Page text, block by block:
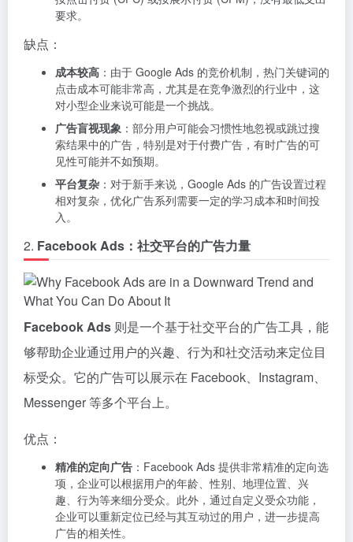
要求。
缺点：
成本较高 ：由于 Google Ads 的竞价机制，热门关键词的
点击成本可能非常高，尤其是在竞争激烈的行业中，这
对小型企业来说可能是一个挑战。
广告盲视现象 ：部分用户可能会习惯性地忽视或跳过搜
索结果中的广告，特别是对于付费广告，有时广告的可
见性可能并不如预期。
平台复杂 ：对于新手来说，Google Ads 的广告设置过程
相对复杂，优化广告系列需要一定的学习成本和时间投
入。
2. Facebook Ads：社交平台的广告力量
Facebook Ads 则是一个基于社交平台的广告工具，能
够帮助企业通过用户的兴趣、行为和社交活动来定位目
标受众。它的广告可以展示在 Facebook、Instagram、
Messenger 等多个平台上。
优点：
精准的定向广告 ：Facebook Ads 提供非常精准的定向选
项，企业可以根据用户的年龄、性别、地理位置、兴
趣、行为等来细分受众。此外，通过自定义受众功能，
企业可以重新定位已经与其互动过的用户，进一步提高
广告的相关性。